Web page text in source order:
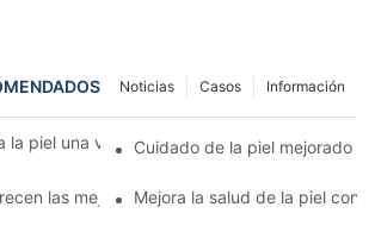
Información
Casos
Noticias
la piel una varita de luz roja para el rostro?
Cuidado de la piel mejorado
las mejores varitas de luz roja para la
Mejora la salud de la piel con